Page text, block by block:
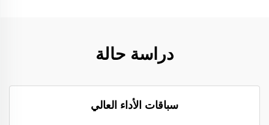
دراسة حالة
سباقات الأداء العالي